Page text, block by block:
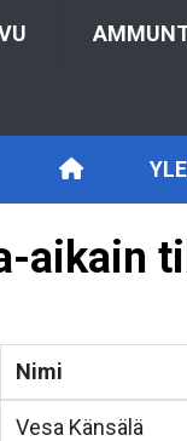
aikain
Nimi
Vesa Känsälä